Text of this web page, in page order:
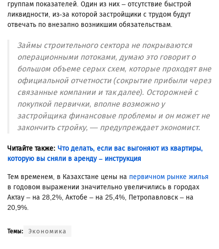
группам показателей. Один из них – отсутствие быстрой
ликвидности, из-за которой застройщики с трудом будут
отвечать по внезапно возникшим обязательствам.
Займы строительного сектора не покрываются
операционными потоками, думаю это говорит о
большом объеме серых схем, которые проходят вне
официальной отчетности (сокрытие прибыли через
связанные компании и так далее). Осторожней с
покупкой первички, вполне возможно у
застройщика финансовые проблемы и он может не
закончить стройку, — предупреждает экономист.
Читайте также: Что делать, если вас выгоняют из квартиры,
которую вы сняли в аренду – инструкция
Тем временем, в Казахстане цены на первичном рынке жилья
в годовом выражении значительно увеличились в городах
Актау – на 28,2%, Актобе – на 25,4%, Петропавловск – на
20,9%.
Темы: Экономика